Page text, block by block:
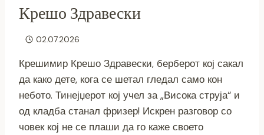
Крешо Здравески
02.07.2026
Крешимир Крешо Здравески, берберот кој сакал
да како дете, кога се шетал гледал само кон
небото. Тинејџерот кој учел за „Висока струја“ и
од кладба станал фризер! Искрен разговор со
човек кој не се плаши да го каже своето